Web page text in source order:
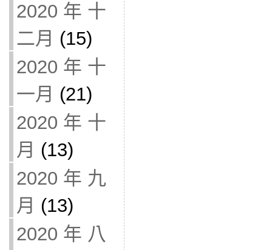
2020 年 十
二月 (15)
2020 年 十
一月 (21)
2020 年 十
月 (13)
2020 年 九
月 (13)
2020 年 八